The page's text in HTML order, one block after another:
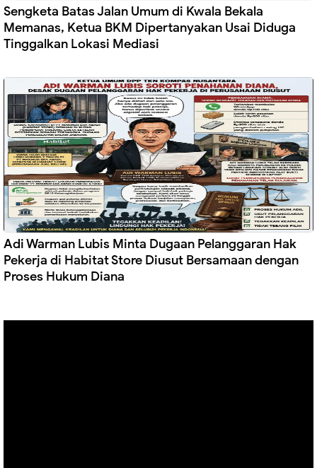
Sengketa Batas Jalan Umum di Kwala Bekala
Memanas, Ketua BKM Dipertanyakan Usai Diduga
Tinggalkan Lokasi Mediasi
Adi Warman Lubis Minta Dugaan Pelanggaran Hak
Pekerja di Habitat Store Diusut Bersamaan dengan
Proses Hukum Diana